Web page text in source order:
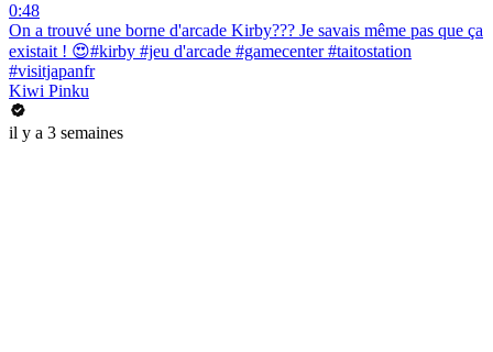
0:48
On a trouvé une borne d'arcade Kirby??? Je savais même pas que ça
existait ! 😍#kirby #jeu d'arcade #gamecenter #taitostation
#visitjapanfr
Kiwi Pinku
il y a 3 semaines